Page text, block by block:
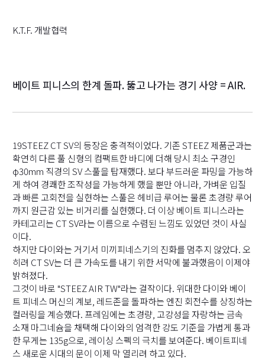
K.T.F. 개발협력
베이트 피니스의 한계 돌파. 뚫고 나가는 경기 사양 = AIR.
19STEEZ CT SV의 등장은 충격적이었다. 기존 STEEZ 제품군과는
확연히 다른 풀 신형의 컴팩트한 바디에 더해 당시 최소 구경인
φ30mm 직경의 SV 스풀을 탑재했다. 보다 부드러운 파밍을 가능하
게 하여 경쾌한 조작성을 가능하게 했을 뿐만 아니라, 가벼운 입질
과 빠른 고회전을 실현하는 스풀은 헤비급 루어는 물론 초경량 루어
까지 원근감 있는 비거리를 실현했다. 더 이상 베이트 피니스라는
카테고리는 CT SV라는 이름으로 수렴된 느낌도 있었던 것이 사실
이다.
하지만 다이와는 거기서 미끼피네스기의 진화를 멈추지 않았다. 오
히려 CT SV는 더 큰 가속도를 내기 위한 서막에 불과했음이 이제야
밝혀졌다.
그것이 바로 "STEEZ AIR TW"라는 걸작이다. 위대한 다이와 베이
트 피네스 머신의 계보, 레드존을 돌파하는 엔진 회전수를 상징하는
컬러링을 계승했다. 프레임에는 초경량, 고강성을 자랑하는 금속
소재 마그네슘을 채택해 다이와의 엄격한 강도 기준을 가볍게 통과
한 무게는 135g으로, 레이싱 스펙의 극치를 보여준다. 베이트피네
스 새로운 시대의 문이 이제 막 열리려 하고 있다.